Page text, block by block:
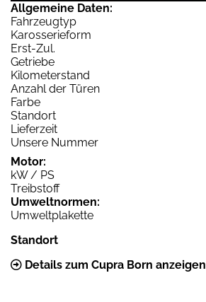
Allgemeine Daten:
Fahrzeugtyp
Karosserieform
Erst-Zul.
Getriebe
Kilometerstand
Anzahl der Türen
Farbe
Standort
Lieferzeit
Unsere Nummer
Motor:
kW / PS
Treibstoff
Umweltnormen:
Umweltplakette
Standort
Details zum Cupra Born anzeigen